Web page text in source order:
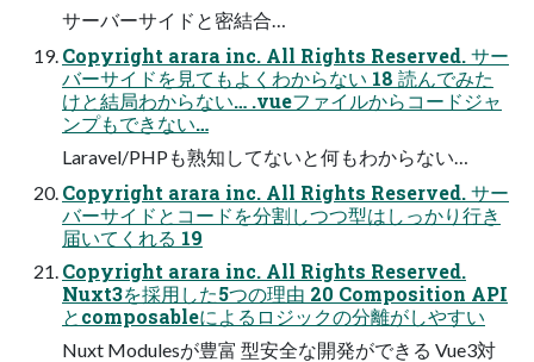
サーバーサイドと密結合…
Copyright arara inc. All Rights Reserved. サー
バーサイドを見てもよくわからない 18 読んでみた
けと結局わからない… .vueファイルからコードジャ
ンプもできない…
Laravel/PHPも熟知してないと何もわからない…
Copyright arara inc. All Rights Reserved. サー
バーサイドとコードを分割しつつ型はしっかり行き
届いてくれる 19
Copyright arara inc. All Rights Reserved.
Nuxt3を採用した5つの理由 20 Composition API
とcomposableによるロジックの分離がしやすい
Nuxt Modulesが豊富 型安全な開発ができる Vue3対